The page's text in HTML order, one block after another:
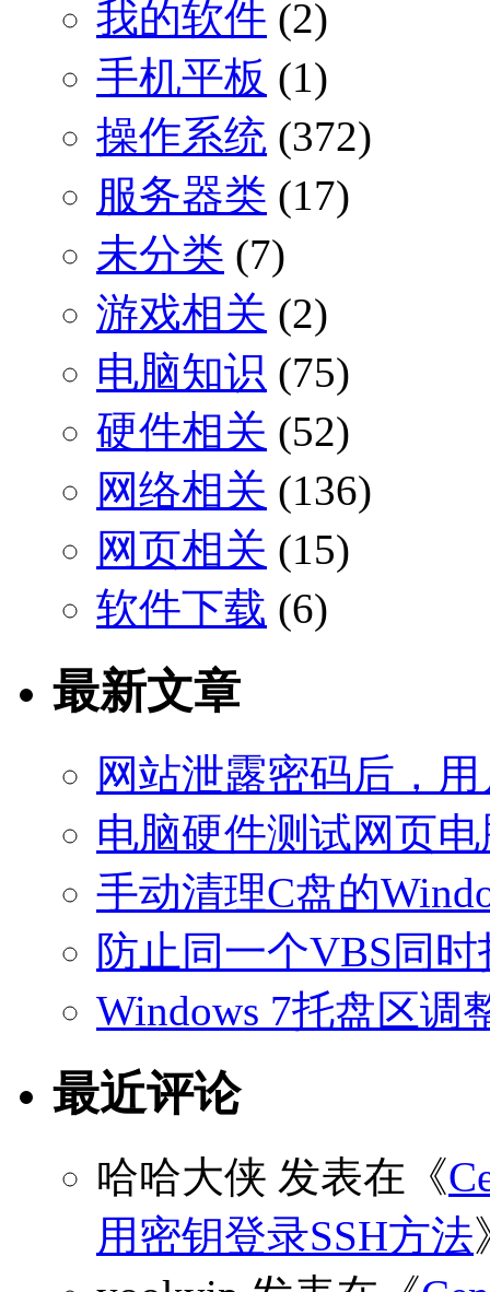
我的软件 (2)
手机平板 (1)
操作系统 (372)
服务器类 (17)
未分类 (7)
游戏相关 (2)
电脑知识 (75)
硬件相关 (52)
网络相关 (136)
网页相关 (15)
软件下载 (6)
最新文章
网站泄露密码后，
电脑硬件测试网页
手动清理C盘的
防止同一个VBS同
Windows 7托盘区调
最近评论
哈哈大侠 发表在《
用密钥登录SSH方法